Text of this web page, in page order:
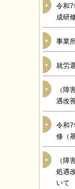
令和7
成研
事業
就労
（障
遇改
令和7
修（
（障
処遇
いて